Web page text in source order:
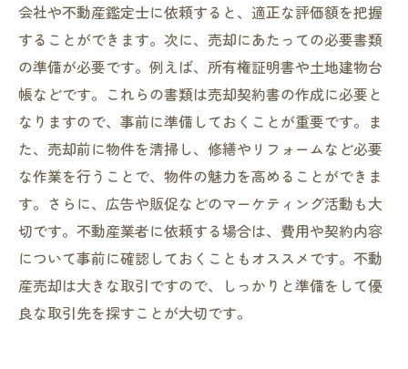
会社や不動産鑑定士に依頼すると、適正な評価額を把握
することができます。次に、売却にあたっての必要書類
の準備が必要です。例えば、所有権証明書や土地建物台
帳などです。これらの書類は売却契約書の作成に必要と
なりますので、事前に準備しておくことが重要です。ま
た、売却前に物件を清掃し、修繕やリフォームなど必要
な作業を行うことで、物件の魅力を高めることができま
す。さらに、広告や販促などのマーケティング活動も大
切です。不動産業者に依頼する場合は、費用や契約内容
について事前に確認しておくこともオススメです。不動
産売却は大きな取引ですので、しっかりと準備をして優
良な取引先を探すことが大切です。